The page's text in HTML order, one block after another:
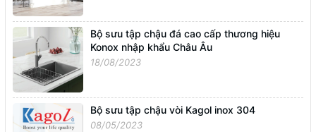
Bộ sưu tập chậu đá cao cấp thương hiệu
Konox nhập khẩu Châu Âu
18/08/2023
Bộ sưu tập chậu vòi Kagol inox 304
08/05/2023